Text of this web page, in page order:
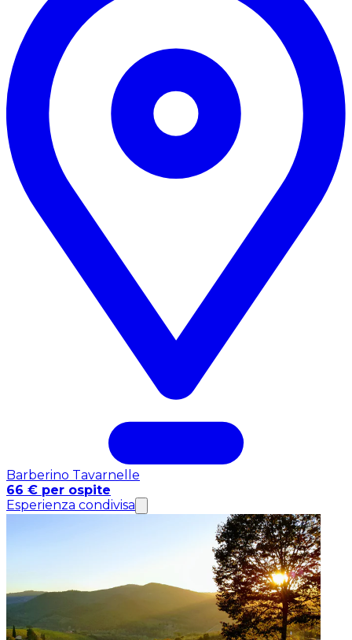
Barberino Tavarnelle
66 € per ospite
Esperienza condivisa